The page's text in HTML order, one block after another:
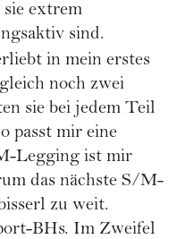
extrem
sind.
in mein erstes
noch zwei
sie bei jedem Teil
passt mir eine
Legging ist mir
das nächste S/M-
zu weit.
BHs. Im Zweifel